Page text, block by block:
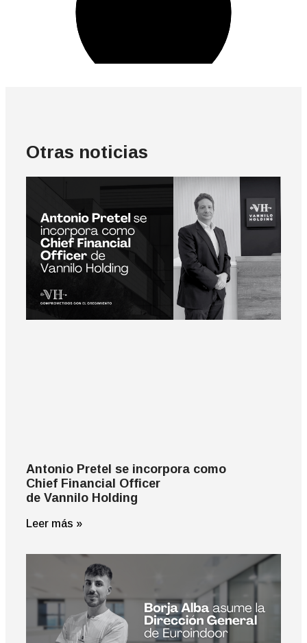
Otras noticias
Antonio Pretel se incorpora como
Chief Financial Officer
de Vannilo Holding
Leer más »